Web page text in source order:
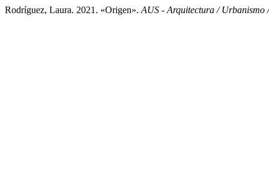
Rodríguez, Laura. 2021. «Origen». AUS - Arquitectura / Urbanismo